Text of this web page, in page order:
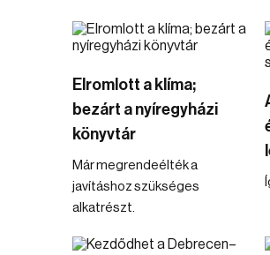
Elromlott a klíma;
bezárt a nyíregyházi
könyvtár
Már megrendeélték a
javításhoz szükséges
alkatrészt.